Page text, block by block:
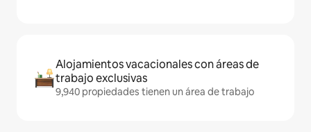
Alojamientos vacacionales con áreas de
trabajo exclusivas
9,940 propiedades tienen un área de trabajo